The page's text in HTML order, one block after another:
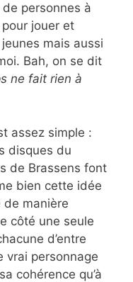
personnes à
jouer et
mais aussi
Bah, on se dit
ne fait rien à
assez simple :
disques du
de Brassens font
bien cette idée
manière
côté une seule
d’entre
vrai personnage
cohérence qu’à